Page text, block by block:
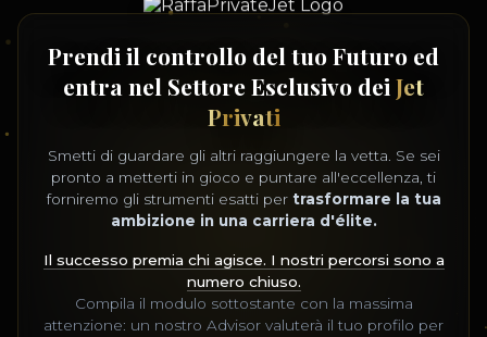
Prendi il controllo del tuo Futuro ed
entra nel Settore Esclusivo dei Jet
Privati
Smetti di guardare gli altri raggiungere la vetta. Se sei
pronto a metterti in gioco e puntare all'eccellenza, ti
forniremo gli strumenti esatti per trasformare la tua
ambizione in una carriera d'élite.
Il successo premia chi agisce. I nostri percorsi sono a
numero chiuso.
Compila il modulo sottostante con la massima
attenzione: un nostro Advisor valuterà il tuo profilo per